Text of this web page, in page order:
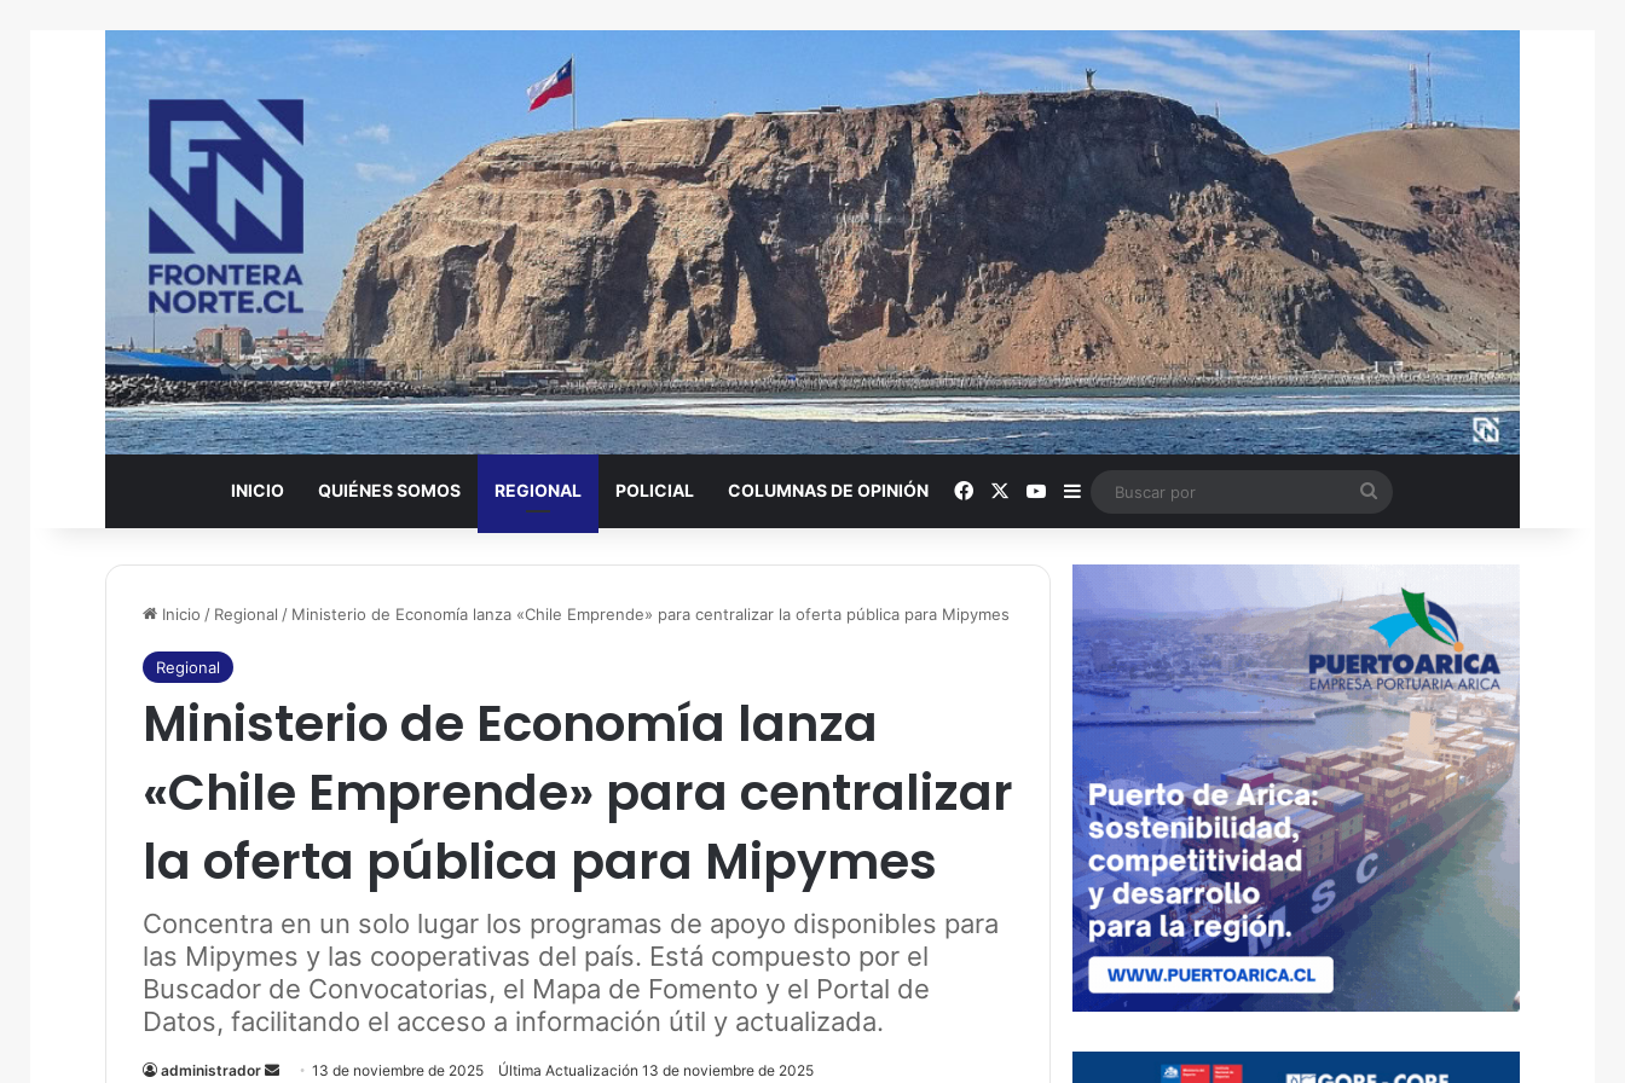
INICIO QUIÉNES SOMOS REGIONAL POLICIAL COLUMNAS DE OPINIÓN Facebook YouTubeBarra lateral
por
Inicio / Regional / Ministerio de Economía lanza «Chile Emprende» para centralizar la oferta pública para Mipymes
Regional
Ministerio de Economía lanza
«Chile Emprende» para centralizar
la oferta pública para Mipymes
Concentra en un solo lugar los programas de apoyo disponibles para
las Mipymes y las cooperativas del país. Está compuesto por el
Buscador de Convocatorias, el Mapa de Fomento y el Portal de
Datos, facilitando el acceso a información útil y actualizada.
administrador 13 de noviembre de 2025 Última Actualización 13 de noviembre de 2025